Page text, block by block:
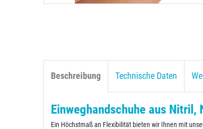
Beschreibung Technische Daten
Einweghandschuhe aus
Ein Höchstmaß an Flexibilität bieten wir Ihnen mit